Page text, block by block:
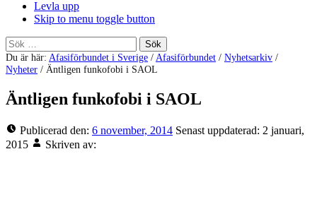
Levla upp
Skip to menu toggle button
Sök
efter:
Du är här: Afasiförbundet i Sverige /Afasiförbundet / Nyhetsarkiv /
Nyheter / Äntligen funkofobi i SAOL
Äntligen funkofobi i SAOL
Publicerad den: 6 november, 2014 Senast uppdaterad: 2 januari,
2015
Skriven av: